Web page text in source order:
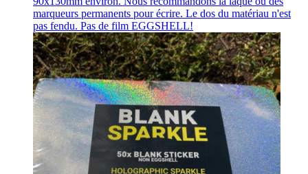
marqueurs permanents pour écrire. Le dos du matériau n'est
pas fendu. Pas de film EGGSHELL!